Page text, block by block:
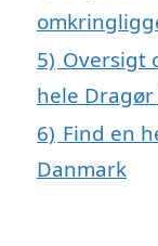
5) Oversigt
hele
6) Find en
Danmark